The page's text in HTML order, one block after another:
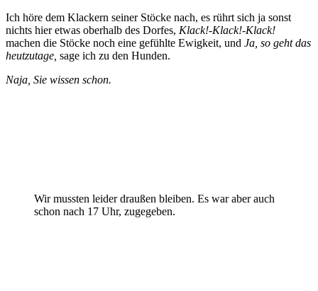
Ich höre dem Klackern seiner Stöcke nach, es rührt sich ja sonst
nichts hier etwas oberhalb des Dorfes, Klack!-Klack!-Klack!
machen die Stöcke noch eine gefühlte Ewigkeit, und Ja, so geht das
heutzutage, sage ich zu den Hunden.
Naja, Sie wissen schon.
Wir mussten leider draußen bleiben. Es war aber auch
schon nach 17 Uhr, zugegeben.